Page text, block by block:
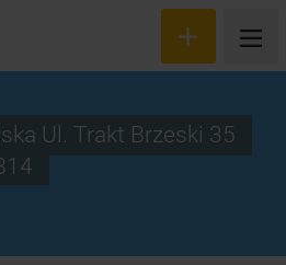
Ul. Trakt Brzeski 35